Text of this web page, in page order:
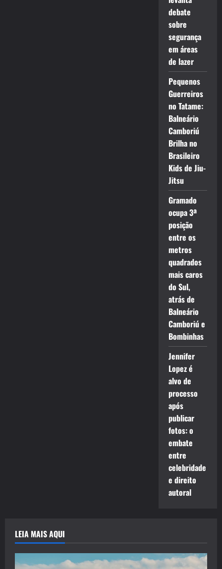
debate
sobre
segurança
em áreas
de lazer
Pequenos
Guerreiros
no Tatame:
Balneário
Camboriú
Brilha no
Brasileiro
Kids de Jiu-
Jitsu
Gramado
ocupa 3ª
posição
entre os
metros
quadrados
mais caros
do Sul,
atrás de
Balneário
Camboriú e
Bombinhas
Jennifer
Lopez é
alvo de
processo
após
publicar
fotos: o
embate
entre
celebridade
e direito
autoral
LEIA MAIS AQUI